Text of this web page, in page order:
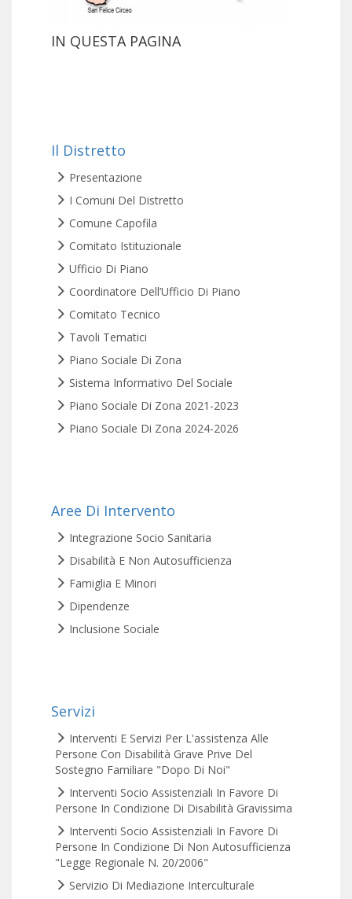
IN QUESTA PAGINA
Il Distretto
Presentazione
I Comuni Del Distretto
Comune Capofila
Comitato Istituzionale
Ufficio Di Piano
Coordinatore Dell’Ufficio Di Piano
Comitato Tecnico
Tavoli Tematici
Piano Sociale Di Zona
Sistema Informativo Del Sociale
Piano Sociale Di Zona 2021-2023
Piano Sociale Di Zona 2024-2026
Aree Di Intervento
Integrazione Socio Sanitaria
Disabilità E Non Autosufficienza
Famiglia E Minori
Dipendenze
Inclusione Sociale
Servizi
Interventi E Servizi Per L'assistenza Alle
Persone Con Disabilità Grave Prive Del
Sostegno Familiare "Dopo Di Noi"
Interventi Socio Assistenziali In Favore Di
Persone In Condizione Di Disabilità Gravissima
Interventi Socio Assistenziali In Favore Di
Persone In Condizione Di Non Autosufficienza
"Legge Regionale N. 20/2006"
Servizio Di Mediazione Interculturale